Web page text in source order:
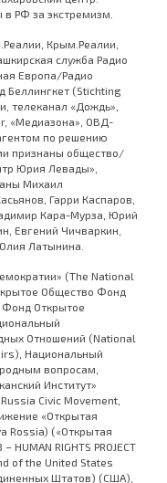
РФ за экстремизм.
Крым.Реалии,
служба Радио
Европа/Радио
Беллингкет (Stichting
телеканал «Дождь»,
«Медиазона», ОВД-
по решению
признаны общество/
Юрия Левады»,
Михаил
Гарри Каспаров,
Кара-Мурза, Юрий
Евгений Чичваркин,
Латынина.
(The National
Общество Фонд
Фонд Открытое
Отношений (National
Национальный
вопросам,
Институт»
Civic Movement,
«Открытая
Rossia) («Открытая
RIGHTS PROJECT
of the United States
Штатов) (США),